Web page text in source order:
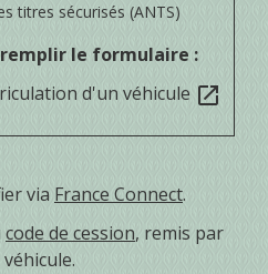
titres sécurisés (ANTS)
remplir le formulaire :
d'un véhicule open_in_new
via France Connect.
code de cession, remis par